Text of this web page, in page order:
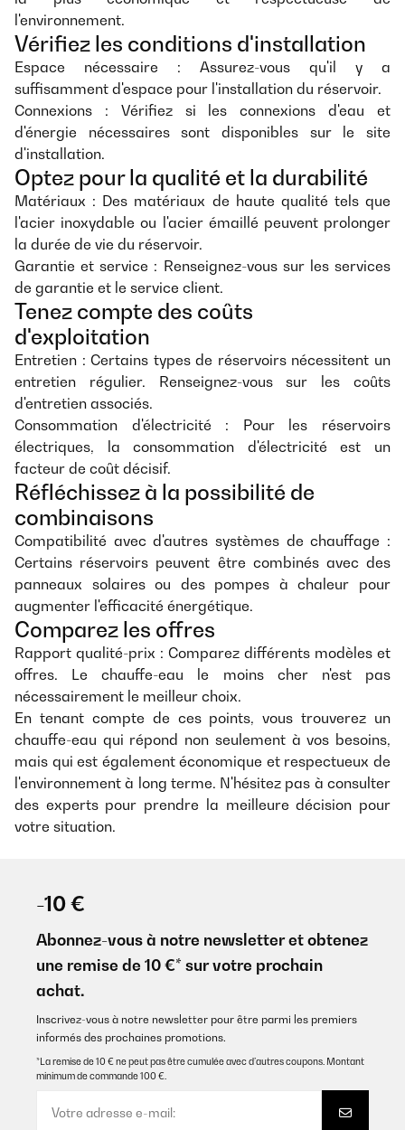
l'environnement.
Vérifiez les conditions d'installation
Espace nécessaire : Assurez-vous qu'il y a
suffisamment d'espace pour l'installation du réservoir.
Connexions : Vérifiez si les connexions d'eau et
d'énergie nécessaires sont disponibles sur le site
d'installation.
Optez pour la qualité et la durabilité
Matériaux : Des matériaux de haute qualité tels que
l'acier inoxydable ou l'acier émaillé peuvent prolonger
la durée de vie du réservoir.
Garantie et service : Renseignez-vous sur les services
de garantie et le service client.
Tenez compte des coûts
d'exploitation
Entretien : Certains types de réservoirs nécessitent un
entretien régulier. Renseignez-vous sur les coûts
d'entretien associés.
Consommation d'électricité : Pour les réservoirs
électriques, la consommation d'électricité est un
facteur de coût décisif.
Réfléchissez à la possibilité de
combinaisons
Compatibilité avec d'autres systèmes de chauffage :
Certains réservoirs peuvent être combinés avec des
panneaux solaires ou des pompes à chaleur pour
augmenter l'efficacité énergétique.
Comparez les offres
Rapport qualité-prix : Comparez différents modèles et
offres. Le chauffe-eau le moins cher n'est pas
nécessairement le meilleur choix.
En tenant compte de ces points, vous trouverez un
chauffe-eau qui répond non seulement à vos besoins,
mais qui est également économique et respectueux de
l'environnement à long terme. N'hésitez pas à consulter
des experts pour prendre la meilleure décision pour
votre situation.
-10 €
Abonnez-vous à notre newsletter et obtenez
une remise de 10 €* sur votre prochain
achat.
Inscrivez-vous à notre newsletter pour être parmi les premiers
informés des prochaines promotions.
*La remise de 10 € ne peut pas être cumulée avec d’autres coupons. Montant
minimum de commande 100 €.